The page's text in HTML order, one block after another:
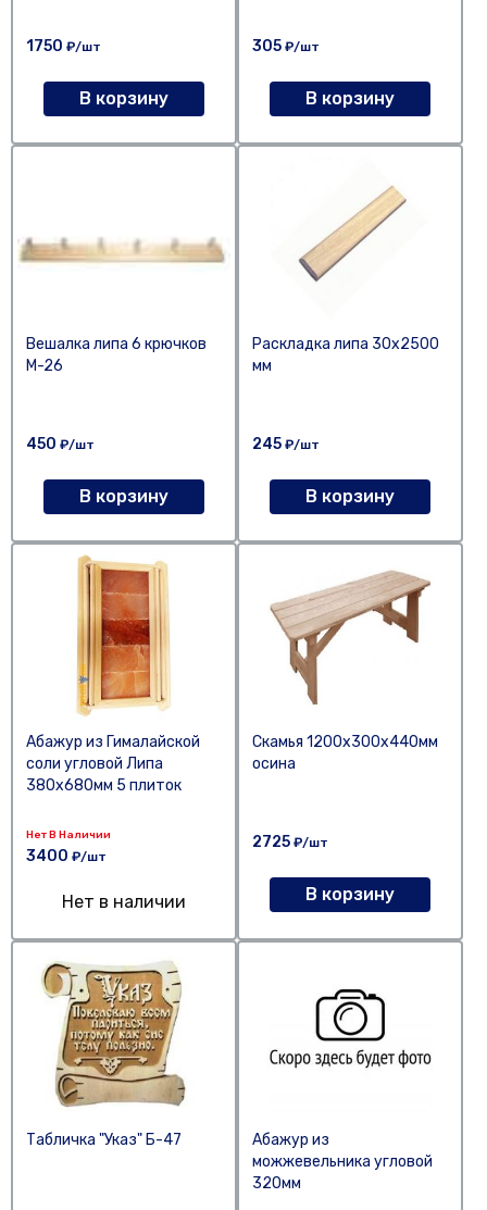
1750 ₽/шт
В корзину
305 ₽/шт
В корзину
Вешалка липа 6 крючков
М-26
450 ₽/шт
В корзину
Раскладка липа 30х2500
мм
245 ₽/шт
В корзину
Абажур из Гималайской
соли угловой Липа
380х680мм 5 плиток
Нет В Наличии
3400 ₽/шт
Нет в наличии
Скамья 1200х300х440мм
осина
2725 ₽/шт
В корзину
Табличка "Указ" Б-47
Абажур из
можжевельника угловой
320мм